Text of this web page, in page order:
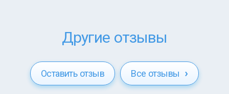
Другие отзывы
Оставить отзыв Все отзывы